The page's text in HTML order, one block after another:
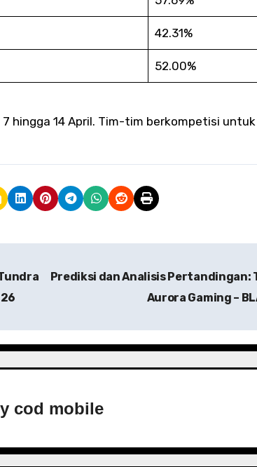
42.31%
52.00%
hingga 14 April. Tim-tim berkompetisi
Prediksi dan Analisis Pertandingan:
Aurora Gaming –
cod mobile